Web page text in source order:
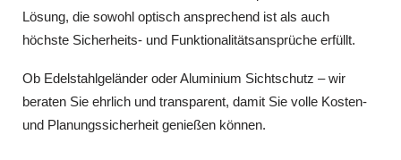
Lösung, die sowohl optisch ansprechend ist als auch
höchste Sicherheits- und Funktionalitätsansprüche erfüllt.
Ob Edelstahlgeländer oder Aluminium Sichtschutz – wir
beraten Sie ehrlich und transparent, damit Sie volle Kosten-
und Planungssicherheit genießen können.